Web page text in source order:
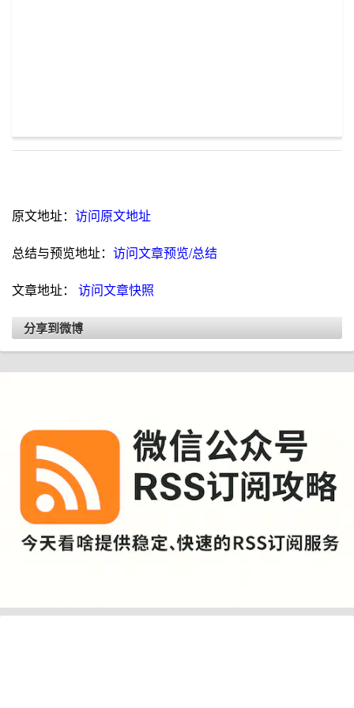
原文地址： 访问原文地址
总结与预览地址： 访问文章预览/总结
文章地址： 访问文章快照
分享到微博